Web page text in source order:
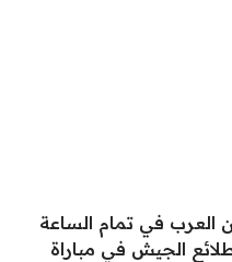
العرب في تمام الساعة
الجيش في مباراة